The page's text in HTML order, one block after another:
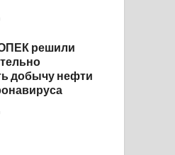
решили
добычу нефти